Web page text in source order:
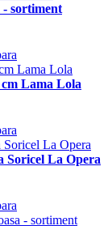
sortiment
Lama Lola
Soricel La Opera